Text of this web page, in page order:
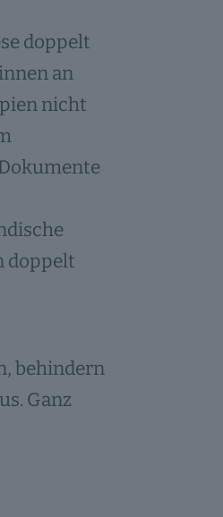
doppelt
an
nicht
doppelt
behindern
Ganz